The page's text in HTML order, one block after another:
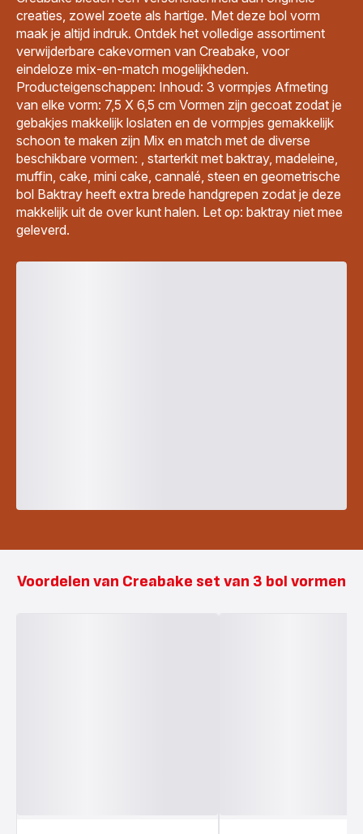
creaties, zowel zoete als hartige. Met deze bol vorm
maak je altijd indruk. Ontdek het volledige assortiment
verwijderbare cakevormen van Creabake, voor
eindeloze mix-en-match mogelijkheden.
Producteigenschappen: Inhoud: 3 vormpjes Afmeting
van elke vorm: 7,5 X 6,5 cm Vormen zijn gecoat zodat je
gebakjes makkelijk loslaten en de vormpjes gemakkelijk
schoon te maken zijn Mix en match met de diverse
beschikbare vormen: , starterkit met baktray, madeleine,
muffin, cake, mini cake, cannalé, steen en geometrische
bol Baktray heeft extra brede handgrepen zodat je deze
makkelijk uit de over kunt halen. Let op: baktray niet mee
geleverd.
Voordelen van Creabake set van 3 bol vormen